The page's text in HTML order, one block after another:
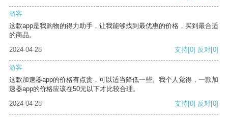
游客
这款app是我购物的得力助手，让我能够找到最优惠的价格，买到最合适
的商品。
2024-04-28
支持[0] 反对[0]
游客
这款加速器app的价格有点贵，可以适当降低一些。我个人觉得，一款加
速器app的价格应该在50元以下才比较合理。
2024-04-28
支持[0] 反对[0]